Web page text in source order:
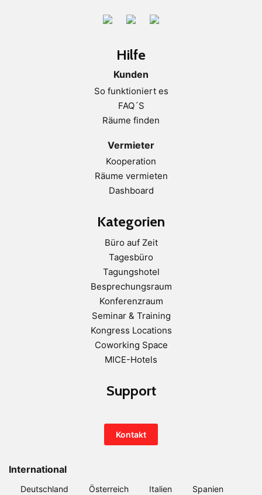
Hilfe
Kunden
So funktioniert es
FAQ´S
Räume finden
Vermieter
Kooperation
Räume vermieten
Dashboard
Kategorien
Büro auf Zeit
Tagesbüro
Tagungshotel
Besprechungsraum
Konferenzraum
Seminar & Training
Kongress Locations
Coworking Space
MICE-Hotels
Support
Kontakt
International
Deutschland Österreich Italien Spanien